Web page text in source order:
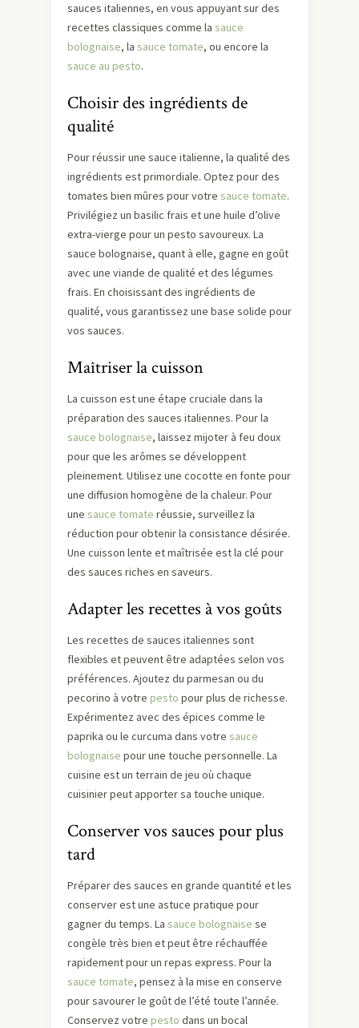
sauces italiennes, en vous appuyant sur des
recettes classiques comme la sauce
bolognaise, la sauce tomate, ou encore la
sauce au pesto.
Choisir des ingrédients de
qualité
Pour réussir une sauce italienne, la qualité des
ingrédients est primordiale. Optez pour des
tomates bien mûres pour votre sauce tomate.
Privilégiez un basilic frais et une huile d’olive
extra-vierge pour un pesto savoureux. La
sauce bolognaise, quant à elle, gagne en goût
avec une viande de qualité et des légumes
frais. En choisissant des ingrédients de
qualité, vous garantissez une base solide pour
vos sauces.
Maîtriser la cuisson
La cuisson est une étape cruciale dans la
préparation des sauces italiennes. Pour la
sauce bolognaise, laissez mijoter à feu doux
pour que les arômes se développent
pleinement. Utilisez une cocotte en fonte pour
une diffusion homogène de la chaleur. Pour
une sauce tomate réussie, surveillez la
réduction pour obtenir la consistance désirée.
Une cuisson lente et maîtrisée est la clé pour
des sauces riches en saveurs.
Adapter les recettes à vos goûts
Les recettes de sauces italiennes sont
flexibles et peuvent être adaptées selon vos
préférences. Ajoutez du parmesan ou du
pecorino à votre pesto pour plus de richesse.
Expérimentez avec des épices comme le
paprika ou le curcuma dans votre sauce
bolognaise pour une touche personnelle. La
cuisine est un terrain de jeu où chaque
cuisinier peut apporter sa touche unique.
Conserver vos sauces pour plus
tard
Préparer des sauces en grande quantité et les
conserver est une astuce pratique pour
gagner du temps. La sauce bolognaise se
congèle très bien et peut être réchauffée
rapidement pour un repas express. Pour la
sauce tomate, pensez à la mise en conserve
pour savourer le goût de l’été toute l’année.
Conservez votre pesto dans un bocal